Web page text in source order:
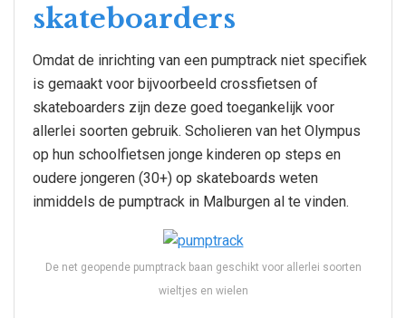
skateboarders
Omdat de inrichting van een pumptrack niet specifiek
is gemaakt voor bijvoorbeeld crossfietsen of
skateboarders zijn deze goed toegankelijk voor
allerlei soorten gebruik. Scholieren van het Olympus
op hun schoolfietsen jonge kinderen op steps en
oudere jongeren (30+) op skateboards weten
inmiddels de pumptrack in Malburgen al te vinden.
De net geopende pumptrack baan geschikt voor allerlei soorten
wieltjes en wielen